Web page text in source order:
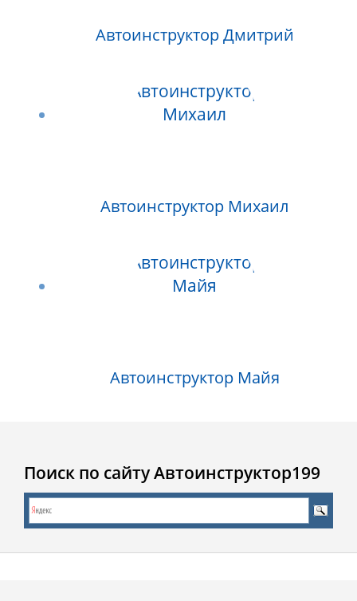
Автоинструктор Дмитрий
Автоинструктор Михаил
Автоинструктор Майя
Поиск по сайту Автоинструктор199